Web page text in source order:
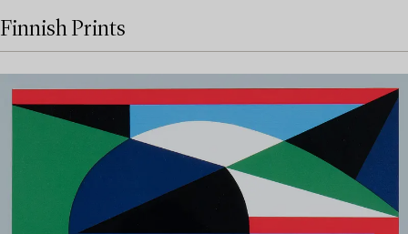
Finnish Prints